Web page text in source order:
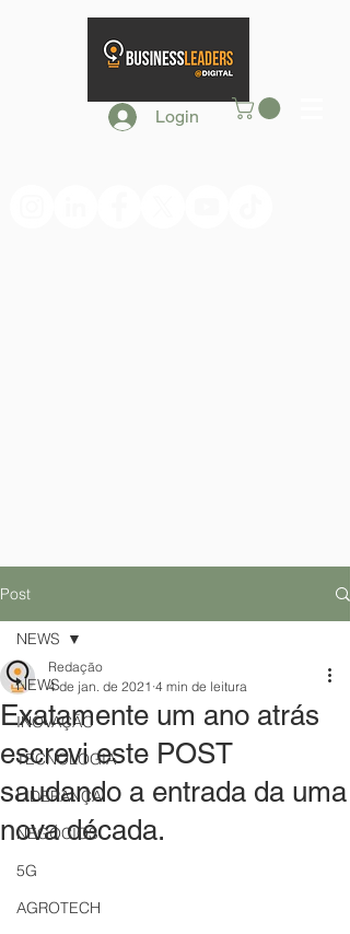
Login
Post
NEWS
INOVAÇÃO
TECNOLOGIA
LIDERANÇA
NEGÓCIOS
5G
AGROTECH
NEWS
Exatamente um ano atrás
escrevi este POST
saudando a entrada da uma
nova década.
Redação
4 de jan. de 2021 4 min de leitura